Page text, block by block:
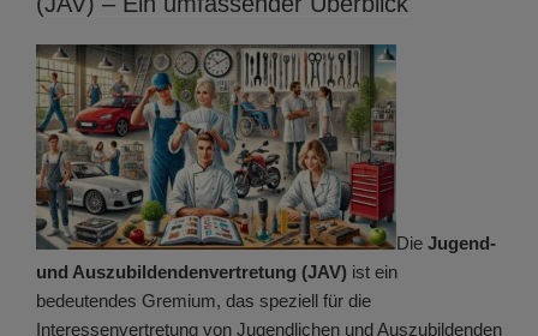
Die Jugend-
und Auszubildendenvertretung (JAV) ist ein
bedeutendes Gremium, das speziell für die
Interessenvertretung von Jugendlichen und Auszubildenden